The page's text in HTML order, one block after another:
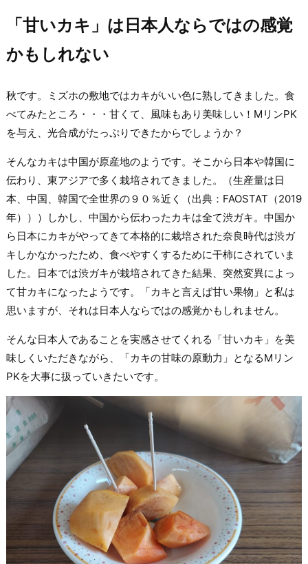
「甘いカキ」は日本人ならではの感覚
かもしれない
秋です。ミズホの敷地ではカキがいい色に熟してきました。食
べてみたところ・・・甘くて、風味もあり美味しい！MリンPK
を与え、光合成がたっぷりできたからでしょうか？
そんなカキは中国が原産地のようです。そこから日本や韓国に
伝わり、東アジアで多く栽培されてきました。（生産量は日
本、中国、韓国で全世界の９０％近く（出典：FAOSTAT（2019
年）））しかし、中国から伝わったカキは全て渋ガキ。中国か
ら日本にカキがやってきて本格的に栽培された奈良時代は渋ガ
キしかなかったため、食べやすくするために干柿にされていま
した。日本では渋ガキが栽培されてきた結果、突然変異によっ
て甘カキになったようです。「カキと言えば甘い果物」と私は
思いますが、それは日本人ならではの感覚かもしれません。
そんな日本人であることを実感させてくれる「甘いカキ」を美
味しくいただきながら、「カキの甘味の原動力」となるMリン
PKを大事に扱っていきたいです。